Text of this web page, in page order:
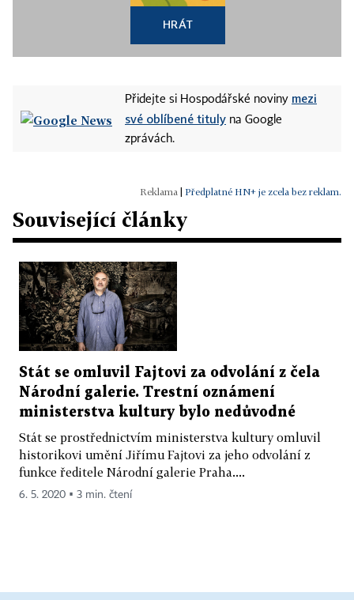
HRÁT
Přidejte si Hospodářské noviny mezi
své oblíbené tituly na Google
zprávách.
Předplatné HN+ je zcela bez reklam.
Související články
Stát se omluvil Fajtovi za odvolání z čela
Národní galerie. Trestní oznámení
ministerstva kultury bylo nedůvodné
Stát se prostřednictvím ministerstva kultury omluvil
historikovi umění Jiřímu Fajtovi za jeho odvolání z
funkce ředitele Národní galerie Praha....
6. 5. 2020 ▪ 3 min. čtení